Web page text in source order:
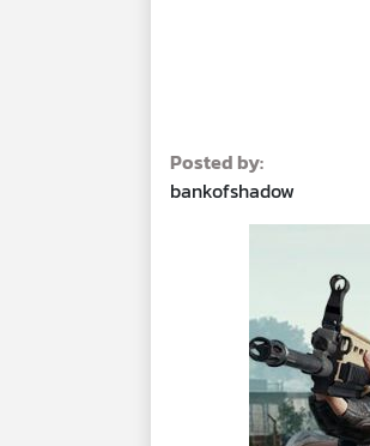
Posted by:
bankofshadow